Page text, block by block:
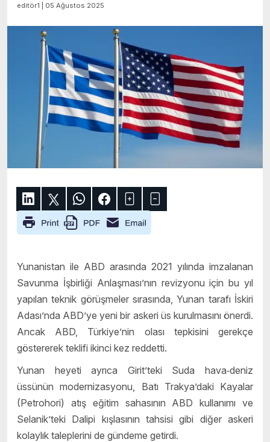
editör1 | 05 Ağustos 2025
Yunanistan ile ABD arasında 2021 yılında imzalanan
Savunma İşbirliği Anlaşması’nın revizyonu için bu yıl
yapılan teknik görüşmeler sırasında, Yunan tarafı İskiri
Adası’nda ABD’ye yeni bir askeri üs kurulmasını önerdi.
Ancak ABD, Türkiye’nin olası tepkisini gerekçe
göstererek teklifi ikinci kez reddetti.
Yunan heyeti ayrıca Girit’teki Suda hava‑deniz
üssünün modernizasyonu, Batı Trakya’daki Kayalar
(Petrohori) atış eğitim sahasının ABD kullanımı ve
Selanik’teki Dalipi kışlasının tahsisi gibi diğer askeri
kolaylık taleplerini de gündeme getirdi.